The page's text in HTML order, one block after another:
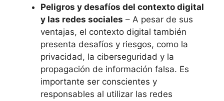
Peligros y desafíos del contexto digital
y las redes sociales – A pesar de sus
ventajas, el contexto digital también
presenta desafíos y riesgos, como la
privacidad, la ciberseguridad y la
propagación de información falsa. Es
importante ser conscientes y
responsables al utilizar las redes